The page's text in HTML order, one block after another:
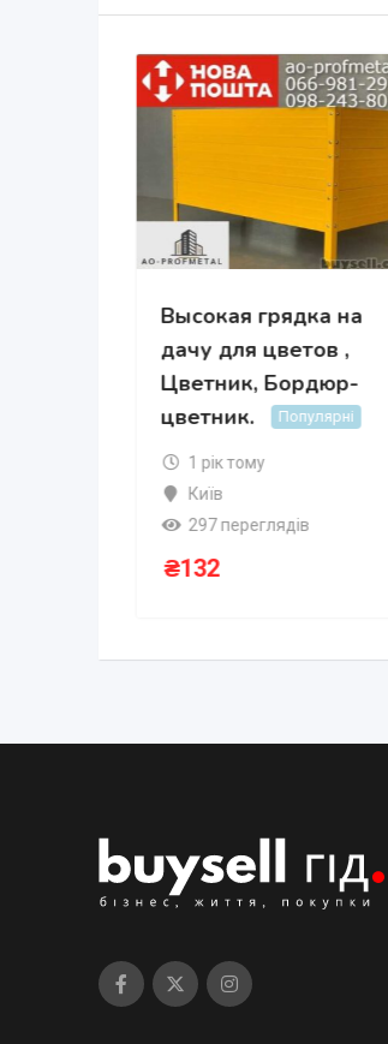
Высокая грядка на
дачу для цветов ,
Цветник, Бордюр-
цветник.
Популярні
1 рік тому
Київ
297 переглядів
₴132